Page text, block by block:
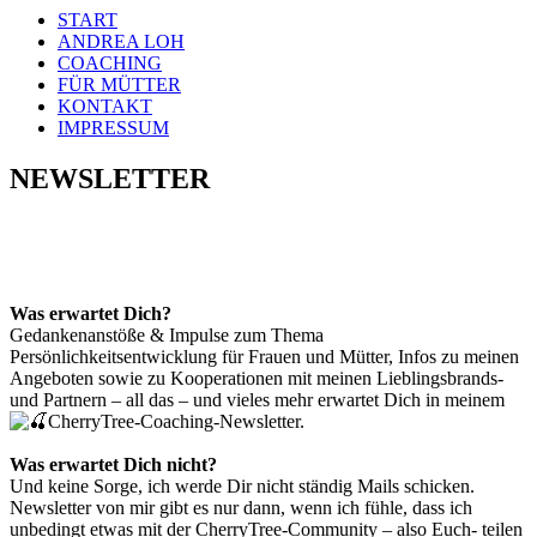
START
ANDREA LOH
COACHING
FÜR MÜTTER
KONTAKT
IMPRESSUM
NEWSLETTER
Was erwartet Dich?
Gedankenanstöße & Impulse zum Thema
Persönlichkeitsentwicklung für Frauen und Mütter, Infos zu meinen
Angeboten sowie zu Kooperationen mit meinen Lieblingsbrands-
und Partnern – all das – und vieles mehr erwartet Dich in meinem
CherryTree-Coaching-Newsletter.
Was erwartet Dich nicht?
Und keine Sorge, ich werde Dir nicht ständig Mails schicken.
Newsletter von mir gibt es nur dann, wenn ich fühle, dass ich
unbedingt etwas mit der CherryTree-Community – also Euch- teilen